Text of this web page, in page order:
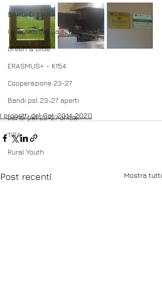
BANDI DI GARA CHIUSI
I progetti del Gal: 2014-2020
Green & Blue
ERASMUS+ - K154
Cooperazione 23-27
Bandi psl 23-27 aperti
bandi psl 23-27 chiusi
TIRA
Rural Youth
I progetti del Gal: 2014-2020
Post recenti Mostra tutti